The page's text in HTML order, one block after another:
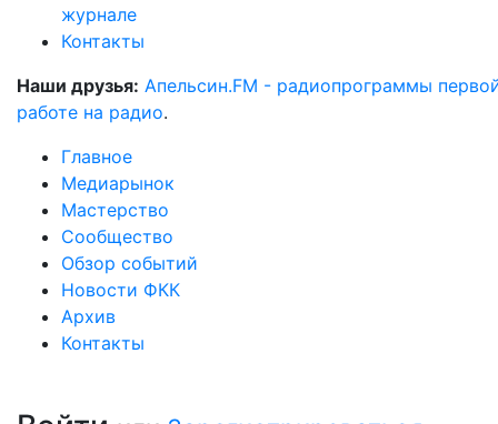
журнале
Контакты
Наши друзья: Апельсин.FM - радиопрограммы
работе на радио.
Главное
Медиарынок
Мастерство
Сообщество
Обзор событий
Новости ФКК
Архив
Контакты